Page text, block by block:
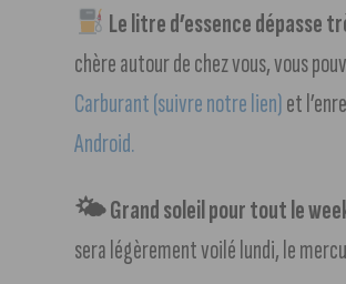
Le litre d’essence dépasse
chère autour de chez vous, vous
Carburant (suivre notre lien)et
Android.
🌤 Grand soleil pour tout le
sera légèrement voilé lundi, le